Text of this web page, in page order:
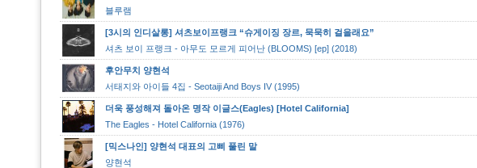
블루램
[3시의 인디살롱] 셔츠보이프랭크 “슈게이징 장르, 묵묵히 걸을래요”
셔츠 보이 프랭크 - 아무도 모르게 피어난 (BLOOMS) [ep] (2018)
후안무치 양현석
서태지와 아이들 4집 - Seotaiji And Boys IV (1995)
더욱 풍성해져 돌아온 명작 이글스(Eagles) [Hotel California]
The Eagles - Hotel California (1976)
[믹스나인] 양현석 대표의 고삐 풀린 말
양현석